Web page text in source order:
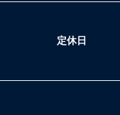
定休日